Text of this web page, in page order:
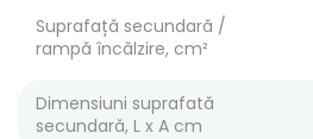
Suprafață secundară /
rampă încălzire, cm²
Dimensiuni suprafată
secundară, L x A cm